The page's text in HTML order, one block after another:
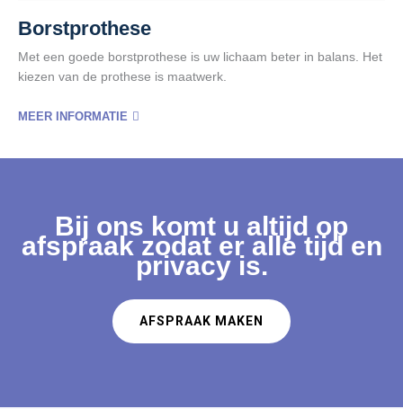
Borstprothese
Met een goede borstprothese is uw lichaam beter in balans. Het
kiezen van de prothese is maatwerk.
MEER INFORMATIE
Bij ons komt u altijd op
afspraak zodat er alle tijd en
privacy is.
AFSPRAAK MAKEN